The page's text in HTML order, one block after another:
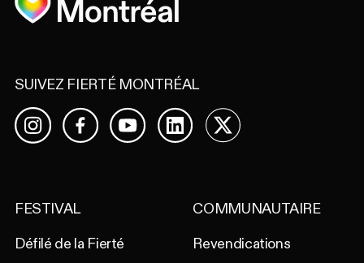
SUIVEZ FIERTÉ MONTRÉAL
InstagramFacebookYouTubeLinkedIn
X
FESTIVAL
Défilé de la Fierté
COMMUNAUTAIRE
Revendications